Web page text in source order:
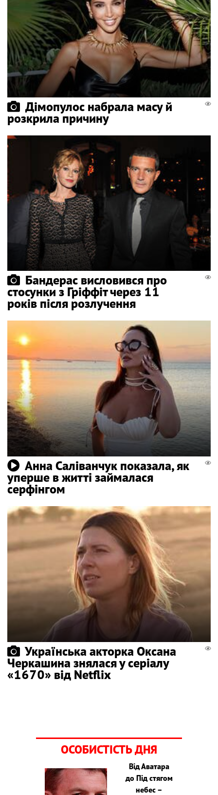
Дімопулос набрала масу й
розкрила причину
Бандерас висловився про
стосунки з Гріффіт через 11
років після розлучення
Анна Саліванчук показала, як
уперше в житті займалася
серфінгом
Українська акторка Оксана
Черкашина знялася у серіалу
«1670» від Netflix
ОСОБИСТІСТЬ ДНЯ
Від Аватара
до Під стягом
небес –